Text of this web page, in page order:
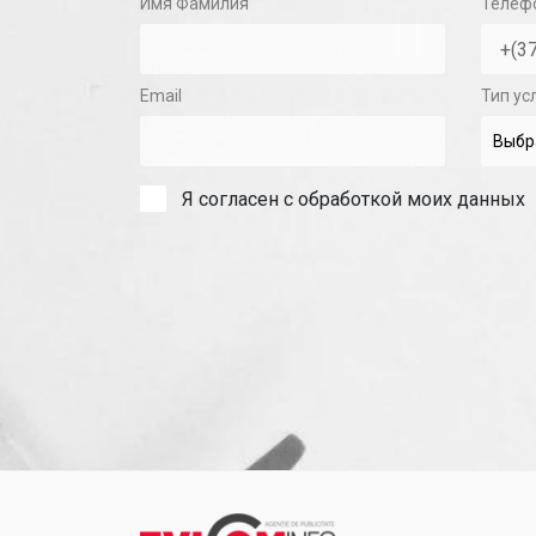
Имя Фамилия
Email Тип
Я согласен с обработкой моих данных